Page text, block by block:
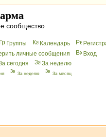
сообщество
Группы Календарь
личные сообщения
Вхoд
сегодня За неделю
За неделю За месяц